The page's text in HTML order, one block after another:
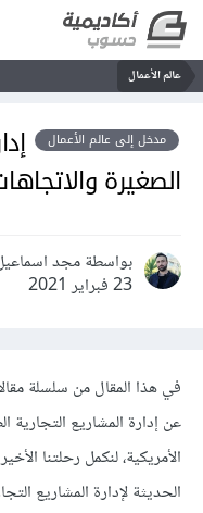
عالم الأعمال
مدخل إلى عالم الأعمال
الصغيرة
بواسطة مجد
23 فبراير 2021
في هذا المقال من سلسلة
عن إدارة المشاريع
الأمريكية، لنكمل رحلتنا
الحديثة لإدارة المشاريع